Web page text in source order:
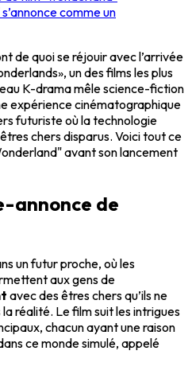
comme un
de quoi se réjouir avec l’arrivée
un des films les plus
K-drama mêlescience-fiction
expérience cinématographique
futuriste où la technologie
chers disparus. Voici tout ce
avant son lancement
annonce de
un futur proche, où les
aux gens de
avec des êtres chers qu’ils ne
réalité. Le film suit les intrigues
chacun ayant une raison
ce monde simulé, appelé